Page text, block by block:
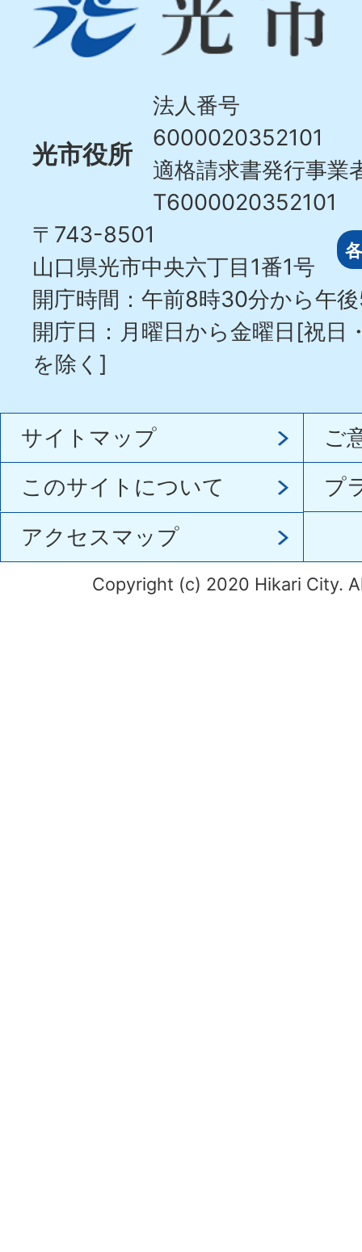
市
Hikari
光市役所
法人番号
6000020352101
適格請求書発行事業
T6000020352101
〒743-8501
山口県光市中央六丁目1番1号
開庁時間：午前8時30分から午
開庁日：月曜日から金曜日[祝日
を除く]
サイトマップ
ご
このサイトについて
プ
アクセスマップ
Copyright (c) 2020 Hikari City.